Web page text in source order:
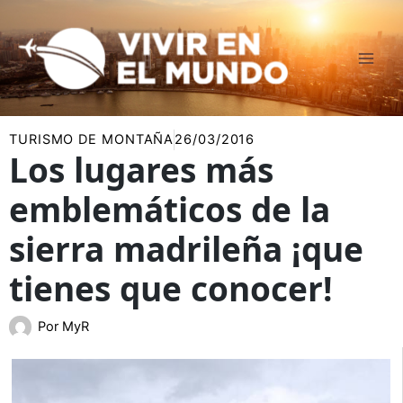
al
contenido
TURISMO DE MONTAÑA26/03/2016
Los lugares más
emblemáticos de la
sierra madrileña ¡que
tienes que conocer!
Por MyR